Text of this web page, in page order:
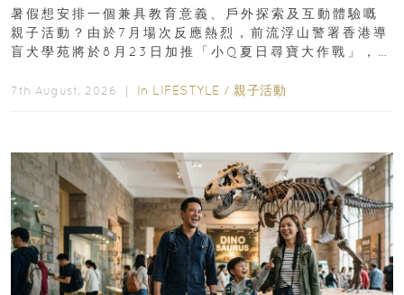
組免費名額
暑假想安排一個兼具教育意義、戶外探索及互動體驗嘅
親子活動？由於7月場次反應熱烈，前流浮山警署香港導
盲犬學苑將於8月23日加推「小Q夏日尋寶大作戰」，家
7th August, 2026 ｜ In LIFESTYLE / 親子活動